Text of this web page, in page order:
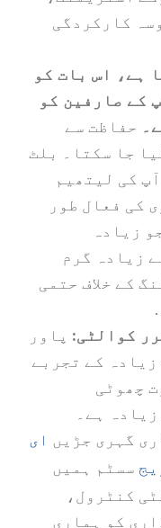
بات کو
کو
سے
بلٹ
طور
گرم
حتمی
پاور
کے تجربے
جڑیںای